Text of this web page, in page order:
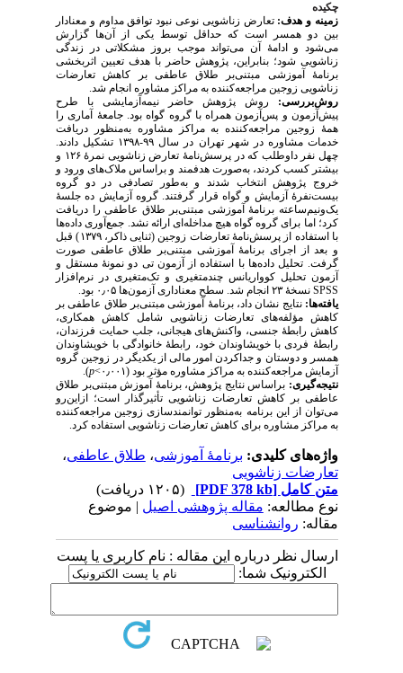
چکیده
زمینه و هدف:تعارض زناشویی نوعی نبود توافق مداوم و معنادار
بین دو همسر است که حداقل توسط یکی از آن‌ها گزارش
می‌شود و ادامهٔ آن می‌تواند موجب بروز مشکلاتی در زندگی
زناشویی شود؛ بنابراین، پژوهش حاضر با هدف تعیین اثربخشی
برنامهٔ آموزشی مبتنی‌بر طلاق عاطفی بر کاهش تعارضات
زناشویی زوجین مراجعه‌کننده به مراکز مشاوره انجام شد.
روش‌بررسی: روش پژوهش حاضر نیمه‌آزمایشی با طرح
پیش‌آزمون و پس‌آزمون همراه با گروه گواه بود. جامعهٔ آماری را
همهٔ زوجین مراجعه‌کننده به مراکز مشاوره به‌منظور دریافت
خدمات مشاوره در شهر تهران در سال ۹۹-۱۳۹۸ تشکیل دادند.
چهل نفر داوطلب که در پرسش‌نامهٔ تعارض زناشویی نمرهٔ ۱۲۶ و
بیشتر کسب کردند، به‌صورت هدفمند و براساس ملاک‌های ورود و
خروج پژوهش انتخاب شدند و به‌طور تصادفی در دو گروه
بیست‌نفرهٔ آزمایش و گواه قرار گرفتند. گروه آزمایش ده جلسهٔ
یک‌ونیم‌ساعته برنامهٔ آموزشی مبتنی‌بر طلاق عاطفی را دریافت
کرد؛ اما برای گروه گواه هیچ مداخله‌ای ارائه نشد. جمع‌آوری داده‌ها
با استفاده از پرسش‌نامهٔ تعارضات زوجین (ثنایی ذاکر، ۱۳۷۹) قبل
و بعد از اجرای برنامهٔ آموزشی مبتنی‌بر طلاق عاطفی صورت
گرفت. تحلیل داده‌ها با استفاده از آزمون تی دو نمونۀ مستقل و
آزمون تحلیل کوواریانس چندمتغیری و تک‌متغیری در نرم‌افزار
SPSSنسخهٔ ۲۳ انجام شد. سطح معناداری آزمون‌ها ۰٫۰۵ بود.
یافته‌ها:نتایج نشان داد، برنامهٔ آموزشی مبتنی‌بر طلاق عاطفی بر
کاهش مؤلفه‌های تعارضات زناشویی شاملکاهش همکاری،
کاهش رابطهٔ جنسی، واکنش‌های هیجانی، جلب حمایت فرزندان،
رابطهٔ فردی با خویشاوندان خود، رابطهٔ خانوادگی با خویشاوندان
همسر و دوستان و جداکردن امور مالی از یکدیگر درزوجین گروه
آزمایش مراجعه‌کننده به مراکز مشاوره مؤثر بود (۰٫۰۰۱>
p
).
نتیجه‌گیری:براساس نتایج پژوهش، برنامهٔ آموزش مبتنی‌بر طلاق
عاطفی بر کاهش تعارضات زناشویی تأثیرگذار است؛ ازاین‌رو
می‌توان از این برنامه به‌منظور توانمند‌سازی زوجین مراجعه‌کننده
به مراکز مشاوره برای کاهش تعارضات زناشویی استفاده کرد.
واژه‌های کلیدی:برنامهٔ آموزشی،طلاق عاطفی،
تعارضات زناشویی
متن کامل[PDF 378 kb]
نوع مطالعه:مقاله پژوهشی اصیل| موضوع
مقاله:روانشناسی
ارسال نظر درباره این مقاله : نام کاربری یا پست
الکترونیک شما: